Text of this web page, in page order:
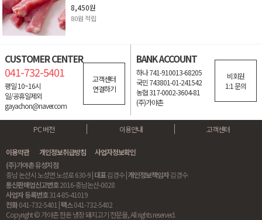
8,450원
80원 적립
CUSTOMER CENTER
041-732-5401
평일 10~16시
일/공휴일제외
gayachon@naver.com
고객센터
연결하기
BANK ACCOUNT
하나 741-910013-68205
국민 743801-01-241542
농협 317-0002-3604-81
(주)가야촌
비회원
1:1 문의
PC 버전 이용안내 고객센터
이용약관 개인정보취급방침
사업자정보확인
(주)가야촌 유성지점
충남 논산시 노성면 노성로 630-9 |대표김경수 |개인정보책임자김경수
통신판매업신고번호2016-충남논산-0028
사업자 등록번호314-85-41019
전화041-732-5401 |팩스041-732-5402
Copyright © 가야촌 한돈 냉장 돼지고기 전문몰, All rights reserved.